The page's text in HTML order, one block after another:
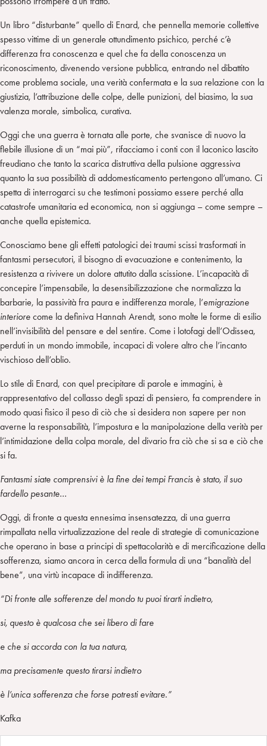
Un libro “disturbante” quello di Enard, che pennella memorie collettive
spesso vittime di un generale ottundimento psichico, perché c’è
differenza fra conoscenza e quel che fa della conoscenza un
riconoscimento, divenendo versione pubblica, entrando nel dibattito
come problema sociale, una verità confermata e la sua relazione con la
giustizia, l’attribuzione delle colpe, delle punizioni, del biasimo, la sua
valenza morale, simbolica, curativa.
Oggi che una guerra è tornata alle porte, che svanisce di nuovo la
flebile illusione di un “mai più”, rifacciamo i conti con il laconico lascito
freudiano che tanto la scarica distruttiva della pulsione aggressiva
quanto la sua possibilità di addomesticamento pertengono all’umano. Ci
spetta di interrogarci su che testimoni possiamo essere perché alla
catastrofe umanitaria ed economica, non si aggiunga – come sempre –
anche quella epistemica.
Conosciamo bene gli effetti patologici dei traumi scissi trasformati in
fantasmi persecutori, il bisogno di evacuazione e contenimento, la
resistenza a rivivere un dolore attutito dalla scissione. L’incapacità di
concepire l’impensabile, la desensibilizzazione che normalizza la
barbarie, la passività fra paura e indifferenza morale, l’emigrazione
interiore come la definiva Hannah Arendt, sono molte le forme di esilio
nell’invisibilità del pensare e del sentire. Come i lotofagi dell’Odissea,
perduti in un mondo immobile, incapaci di volere altro che l’incanto
vischioso dell’oblio.
Lo stile di Enard, con quel precipitare di parole e immagini, è
rappresentativo del collasso degli spazi di pensiero, fa comprendere in
modo quasi fisico il peso di ciò che si desidera non sapere per non
averne la responsabilità, l’impostura e la manipolazione della verità per
l’intimidazione della colpa morale, del divario fra ciò che si sa e ciò che
si fa.
Fantasmi siate comprensivi è la fine dei tempi Francis è stato, il suo
fardello pesante…
Oggi, di fronte a questa ennesima insensatezza, di una guerra
rimpallata nella virtualizzazione del reale di strategie di comunicazione
che operano in base a principi di spettacolarità e di mercificazione della
sofferenza, siamo ancora in cerca della formula di una “banalità del
bene”, una virtù incapace di indifferenza.
“Di fronte alle sofferenze del mondo tu puoi tirarti indietro,
si, questo è qualcosa che sei libero di fare
e che si accorda con la tua natura,
ma precisamente questo tirarsi indietro
è l’unica sofferenza che forse potresti evitare.”
Kafka